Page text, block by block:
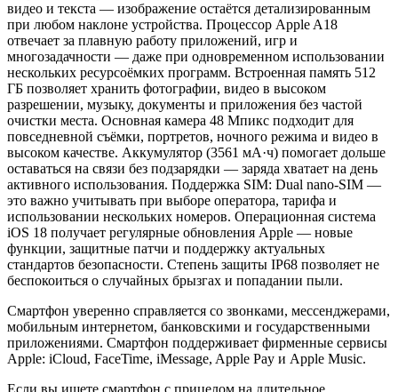
видео и текста — изображение остаётся детализированным
при любом наклоне устройства. Процессор Apple A18
отвечает за плавную работу приложений, игр и
многозадачности — даже при одновременном использовании
нескольких ресурсоёмких программ. Встроенная память 512
ГБ позволяет хранить фотографии, видео в высоком
разрешении, музыку, документы и приложения без частой
очистки места. Основная камера 48 Мпикс подходит для
повседневной съёмки, портретов, ночного режима и видео в
высоком качестве. Аккумулятор (3561 мА·ч) помогает дольше
оставаться на связи без подзарядки — заряда хватает на день
активного использования. Поддержка SIM: Dual nano-SIM —
это важно учитывать при выборе оператора, тарифа и
использовании нескольких номеров. Операционная система
iOS 18 получает регулярные обновления Apple — новые
функции, защитные патчи и поддержку актуальных
стандартов безопасности. Степень защиты IP68 позволяет не
беспокоиться о случайных брызгах и попадании пыли.
Смартфон уверенно справляется со звонками, мессенджерами,
мобильным интернетом, банковскими и государственными
приложениями. Смартфон поддерживает фирменные сервисы
Apple: iCloud, FaceTime, iMessage, Apple Pay и Apple Music.
Если вы ищете смартфон с прицелом на длительное